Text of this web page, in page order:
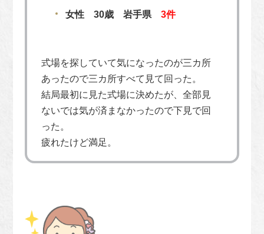
女性 30歳 岩手県3件
式場を探していて気になったのが三カ所
あったので三カ所すべて見て回った。
結局最初に見た式場に決めたが、全部見
ないでは気が済まなかったので下見で回
った。
疲れたけど満足。